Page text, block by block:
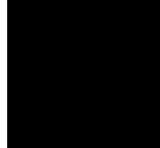
Apple'ın yeni Studio
Apple Pro Display
Apple, Pro Display